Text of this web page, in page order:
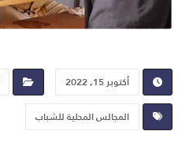
أكتوبر 15, 2022
المجالس المحلية للشباب